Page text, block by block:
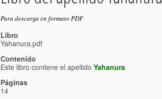
Para descarga en formato PDF
Libro
Yahanura.pdf
Contenido
Este libro contiene el apellido Yahanura
Páginas
14